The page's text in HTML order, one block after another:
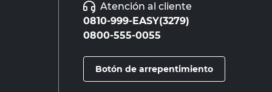
Atención al cliente
0810-999-EASY(3279)
0800-555-0055
Botón de arrepentimiento